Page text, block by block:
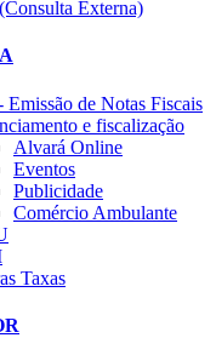
Externa)
Emissão de Notas Fiscais
e fiscalização
Alvará Online
Eventos
Publicidade
Comércio Ambulante
Taxas